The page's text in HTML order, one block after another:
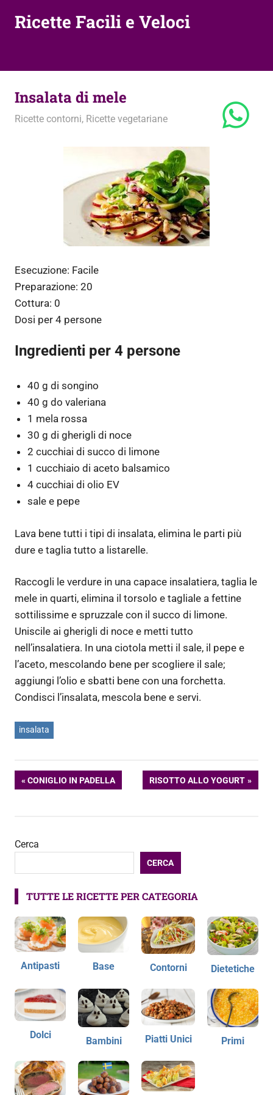
Ricette Facili e Veloci
Insalata di mele
4 Marzo 2013
admin
Ricette contorni, Ricette vegetariane
Esecuzione: Facile
Preparazione: 20
Cottura: 0
Dosi per 4 persone
Ingredienti per 4 persone
40 g di songino
40 g do valeriana
1 mela rossa
30 g di gherigli di noce
2 cucchiai di succo di limone
1 cucchiaio di aceto balsamico
4 cucchiai di olio EV
sale e pepe
Lava bene tutti i tipi di insalata, elimina le parti più
dure e taglia tutto a listarelle.
Raccogli le verdure in una capace insalatiera, taglia le
mele in quarti, elimina il torsolo e tagliale a fettine
sottilissime e spruzzale con il succo di limone.
Uniscile ai gherigli di noce e metti tutto
nell’insalatiera. In una ciotola metti il sale, il pepe e
l’aceto, mescolando bene per scogliere il sale;
aggiungi l’olio e sbatti bene con una forchetta.
Condisci l’insalata, mescola bene e servi.
insalata
Navigazione
ARTICOLO
CONIGLIO IN PADELLA
ARTICOLO
RISOTTO ALLO YOGURT
Cerca
CERCA
TUTTE LE RICETTE PER CATEGORIA
Antipasti Base Contorni Dietetiche
Dolci
Bambini Piatti Unici Primi